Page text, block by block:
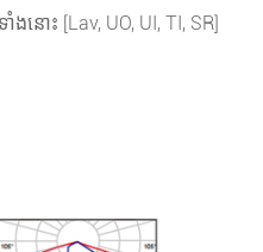
ាំងនោះ [Lav, UO, UI, TI, SR]